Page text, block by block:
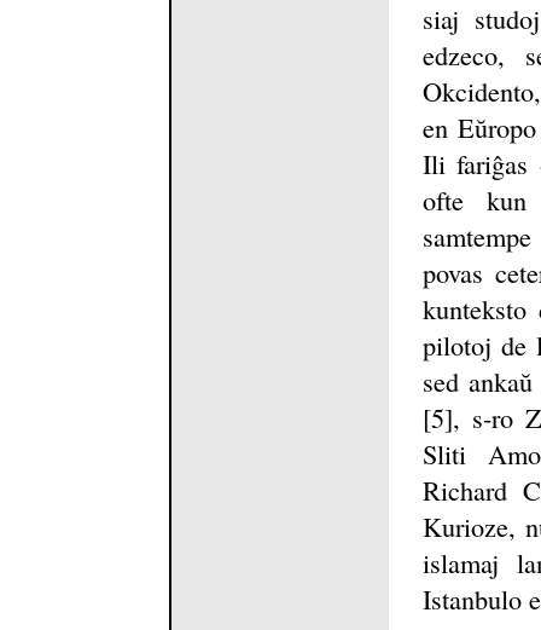
siaj
edzeco,
en
Ili fariĝas
ofte kun
povas
pilotoj de
sed
[5], s-ro
Sliti
Richard
Kurioze,
islamaj
Istanbulo